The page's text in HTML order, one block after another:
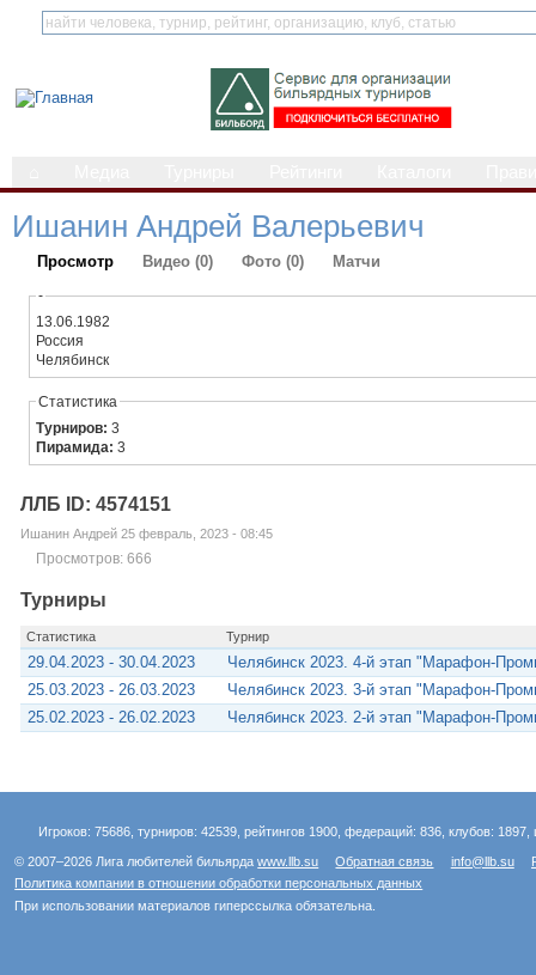
Ишанин Андрей Валерьевич
Просмотр Видео (0) Фото (0) Матчи
-
13.06.1982
Россия
Челябинск
Статистика
Турниров:3
Пирамида:3
ЛЛБ ID: 4574151
Ишанин Андрей 25 февраль, 2023 - 08:45
Просмотров: 666
Турниры
Статистика Турнир
29.04.2023 - 30.04.2023
Челябинск 2023. 4-й этап "Марафон-
25.03.2023 - 26.03.2023
Челябинск 2023. 3-й этап "Марафон-
25.02.2023 - 26.02.2023
Челябинск 2023. 2-й этап "Марафон-
Игроков: 75686, турниров: 42539, рейтингов 1900, федераций: 836, клубов:
© 2007–2026 Лига любителей бильярдаwww.llb.su Обратная связь info@llb.su
Политика компании в отношении обработки персональных данных
При использовании материалов гиперссылка обязательна.